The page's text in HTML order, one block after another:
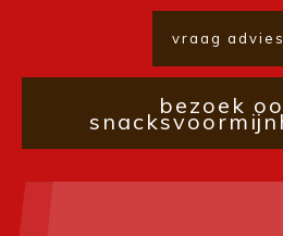
vraag advies
bezoek